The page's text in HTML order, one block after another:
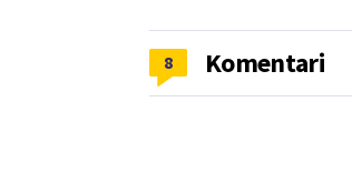
8 Komentari